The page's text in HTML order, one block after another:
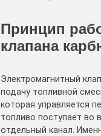
Принцип
клапана
Электромагнитный
подачу топливной
которая управляется
топливо поступает во
отдельный канал.